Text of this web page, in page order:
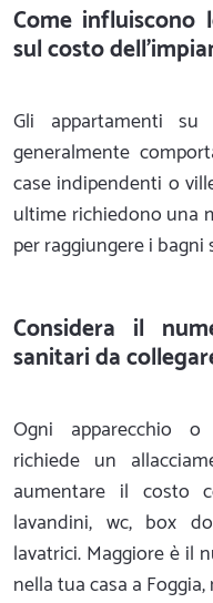
Come influiscono
sul costo
Gli appartamenti
generalmente
case indipendenti o
ultime richiedono una
per raggiungere i bagni
Considera il
sanitari da
Ogni apparecchio
richiede un
aumentare il costo
lavandini, wc, box
lavatrici. Maggiore è il
nella tua casa a